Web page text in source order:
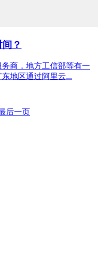
？
商，地方工信部等有一
地区通过阿里云...
后一页